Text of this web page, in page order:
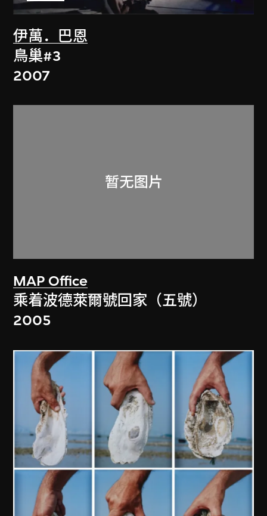
伊萬．巴恩
鳥巢#3
2007
MAP Office
乘着波德萊爾號回家（五號）
2005